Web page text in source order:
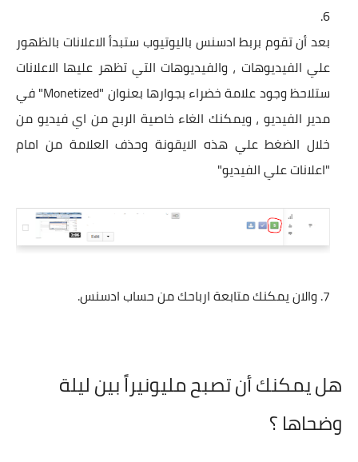
بعد أن تقوم بربط ادسنس باليوتيوب ستبدأ الاعلانات بالظهور
علي الفيديوهات ، والفيديوهات التي تظهر عليها الاعلانات
ستلاحظ وجود علامة خضراء بجوارها بعنوان "Monetized" في
مدير الفيديو ، ويمكنك الغاء خاصية الربح من اي فيديو من
خلال الضغط علي هذه الايقونة وحذف العلامة من امام
"اعلانات علي الفيديو"
والان يمكنك متابعة ارباحك من حساب ادسنس.
هل يمكنك أن تصبح مليونيراً بين ليلة
وضحاها ؟